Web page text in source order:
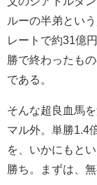
ルーの半弟とい
レートで約31億
勝で終わったも
である。
そんな超良血馬
マル外。単勝1.4
を、いかにもと
勝ち。まずは、